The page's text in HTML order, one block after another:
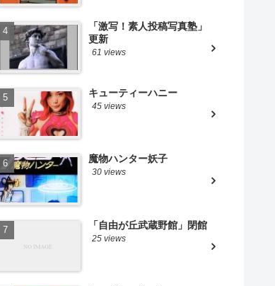
「激写！素人投稿写真塾」
更新
61 views
キューティーハニー
45 views
魔物ハンター妖子
30 views
「自由が丘武蔵野館」閉館
25 views